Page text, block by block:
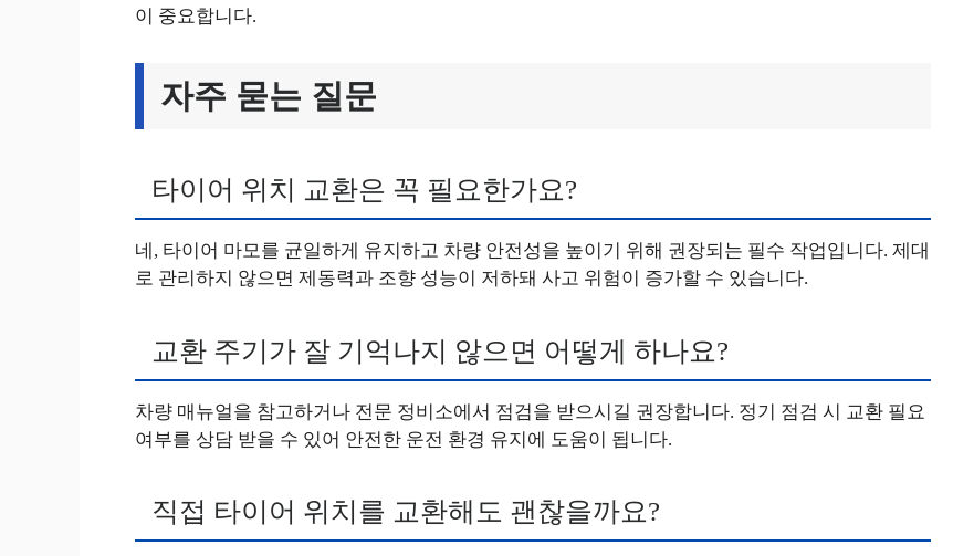
이 중요합니다.
자주 묻는 질문
타이어 위치 교환은 꼭 필요한가요?
네, 타이어 마모를 균일하게 유지하고 차량 안전성을 높이기 위해 권장되는 필수 작업입니다. 제대
로 관리하지 않으면 제동력과 조향 성능이 저하돼 사고 위험이 증가할 수 있습니다.
교환 주기가 잘 기억나지 않으면 어떻게 하나요?
차량 매뉴얼을 참고하거나 전문 정비소에서 점검을 받으시길 권장합니다. 정기 점검 시 교환 필요
여부를 상담 받을 수 있어 안전한 운전 환경 유지에 도움이 됩니다.
직접 타이어 위치를 교환해도 괜찮을까요?